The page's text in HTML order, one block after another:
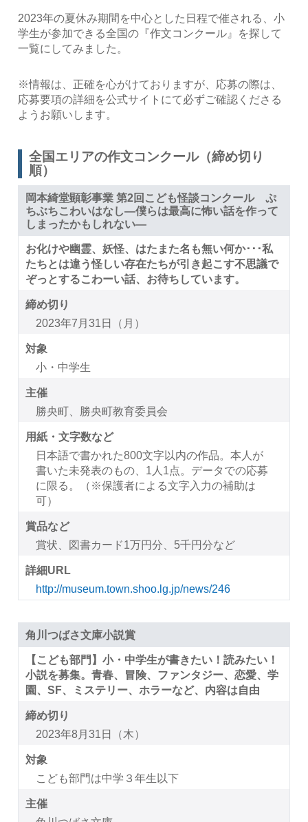
2023年の夏休み期間を中心とした日程で催される、小
学生が参加できる全国の『作文コンクール』を探して
一覧にしてみました。
※情報は、正確を心がけておりますが、応募の際は、
応募要項の詳細を公式サイトにて必ずご確認くださる
ようお願いします。
全国エリアの作文コンクール（締め切り
順）
岡本綺堂顕彰事業 第2回こども怪談コンクール ぷ
ちぶちこわいはなし―僕らは最高に怖い話を作って
しまったかもしれない―
お化けや幽霊、妖怪、はたまた名も無い何か･･･私
たちとは違う怪しい存在たちが引き起こす不思議で
ぞっとするこわーい話、お待ちしています。
締め切り
2023年7月31日（月）
対象
小・中学生
主催
勝央町、勝央町教育委員会
用紙・文字数など
日本語で書かれた800文字以内の作品。本人が
書いた未発表のもの、1人1点。データでの応募
に限る。（※保護者による文字入力の補助は
可）
賞品など
賞状、図書カード1万円分、5千円分など
詳細URL
http://museum.town.shoo.lg.jp/news/246
角川つばさ文庫小説賞
【こども部門】小・中学生が書きたい！読みたい！
小説を募集。青春、冒険、ファンタジー、恋愛、学
園、SF、ミステリー、ホラーなど、内容は自由
締め切り
2023年8月31日（木）
対象
こども部門は中学３年生以下
主催